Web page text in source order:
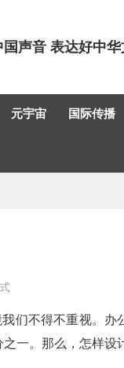
声音 表达好中
元宇宙 国际传播
们不得不重视。办
一。那么，怎样设